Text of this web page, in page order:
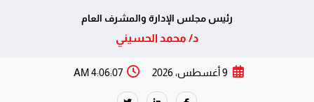
رئيس مجلس الإدارة والمشرف العام
د/ محمد الحسيني
9 أغسطس، 2026 4:06:07 AM